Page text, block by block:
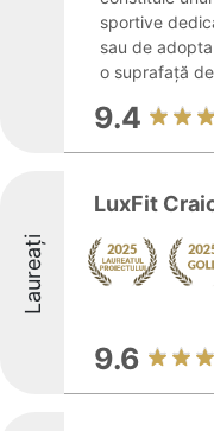
sportive
sau de
o suprafață
9.4
Laureați
LuxFit
9.6